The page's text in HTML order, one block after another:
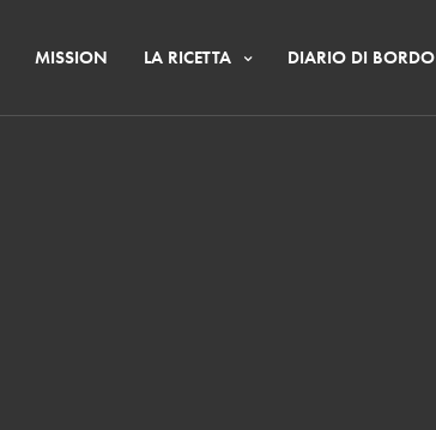
MISSION LA RICETTA DIARIO DI BORDO